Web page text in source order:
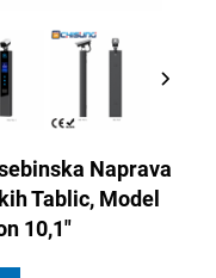
Naprava
Tablic, Model
10,1"